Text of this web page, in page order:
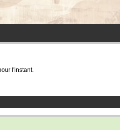
l'instant.